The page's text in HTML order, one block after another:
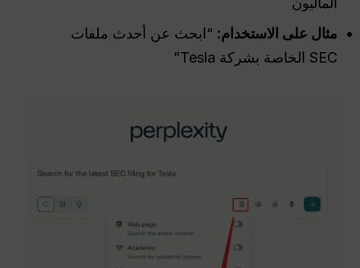
مثال على الاستخدام: “ابحث عن أحدث ملفات
SEC الخاصة بشركة Tesla”